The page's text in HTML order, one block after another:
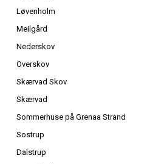
Løvenholm
Meilgård
Nederskov
Overskov
Skærvad Skov
Skærvad
Sommerhuse på Grenaa Strand
Sostrup
Dalstrup